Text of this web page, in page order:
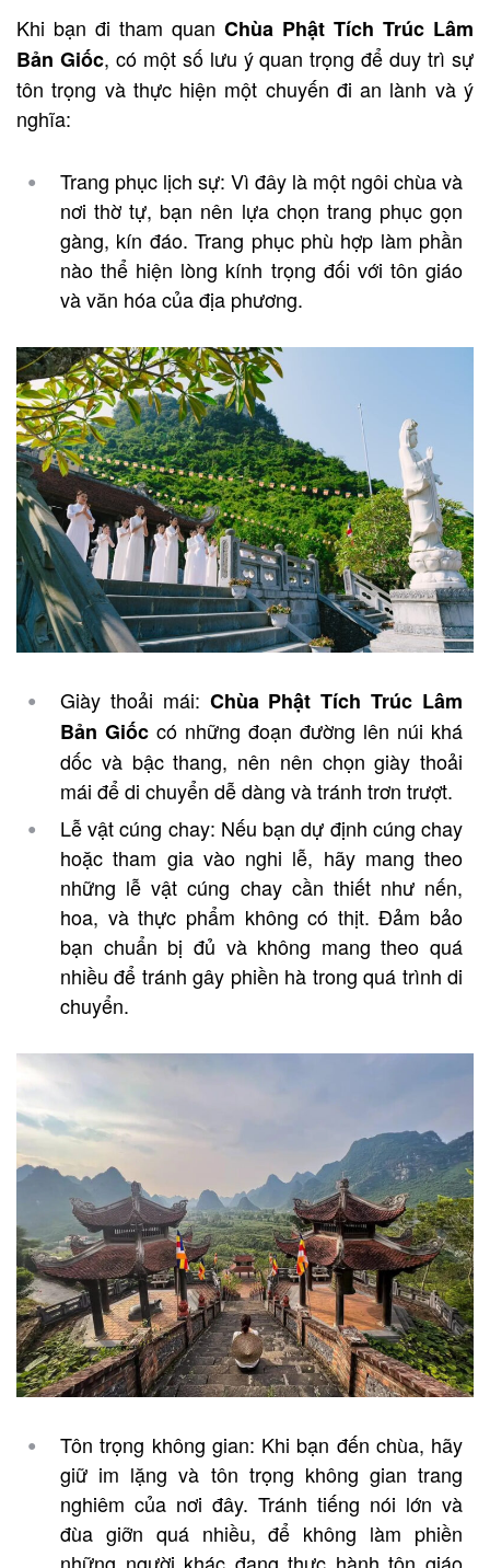
Khi bạn đi tham quan Chùa Phật Tích Trúc Lâm
Bản Giốc, có một số lưu ý quan trọng để duy trì sự
tôn trọng và thực hiện một chuyến đi an lành và ý
nghĩa:
Trang phục lịch sự: Vì đây là một ngôi chùa và
nơi thờ tự, bạn nên lựa chọn trang phục gọn
gàng, kín đáo. Trang phục phù hợp làm phần
nào thể hiện lòng kính trọng đối với tôn giáo
và văn hóa của địa phương.
Giày thoải mái: Chùa Phật Tích Trúc Lâm
Bản Giốc có những đoạn đường lên núi khá
dốc và bậc thang, nên nên chọn giày thoải
mái để di chuyển dễ dàng và tránh trơn trượt.
Lễ vật cúng chay: Nếu bạn dự định cúng chay
hoặc tham gia vào nghi lễ, hãy mang theo
những lễ vật cúng chay cần thiết như nến,
hoa, và thực phẩm không có thịt. Đảm bảo
bạn chuẩn bị đủ và không mang theo quá
nhiều để tránh gây phiền hà trong quá trình di
chuyển.
Tôn trọng không gian: Khi bạn đến chùa, hãy
giữ im lặng và tôn trọng không gian trang
nghiêm của nơi đây. Tránh tiếng nói lớn và
đùa giỡn quá nhiều, để không làm phiền